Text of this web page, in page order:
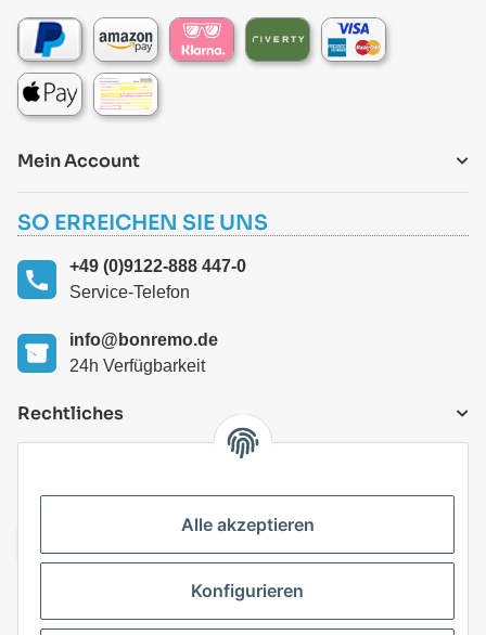
Mein Account
SO ERREICHEN SIE UNS
+49 (0)9122-888 447-0
Service-Telefon
info@bonremo.de
24h Verfügbarkeit
Rechtliches
Alle akzeptieren
Konfigurieren